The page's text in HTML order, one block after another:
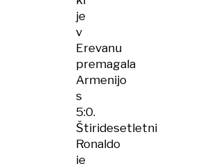
je
v
Erevanu
premagala
Armenijo
s
5:0.
Štiridesetletni
Ronaldo
je